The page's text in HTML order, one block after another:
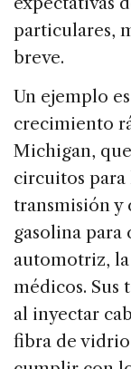
particulares,
breve.
Un ejemplo
crecimiento
Michigan,
circuitos
transmisión y
gasolina
automotriz,
médicos. Sus
al inyectar
fibra de